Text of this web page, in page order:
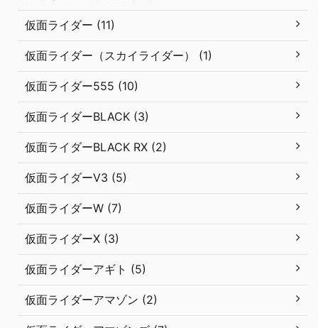
仮面ライダー (11)
仮面ライダー（スカイライダー） (1)
仮面ライダー555 (10)
仮面ライダーBLACK (3)
仮面ライダーBLACK RX (2)
仮面ライダーV3 (5)
仮面ライダーW (7)
仮面ライダーX (3)
仮面ライダーアギト (5)
仮面ライダーアマゾン (2)